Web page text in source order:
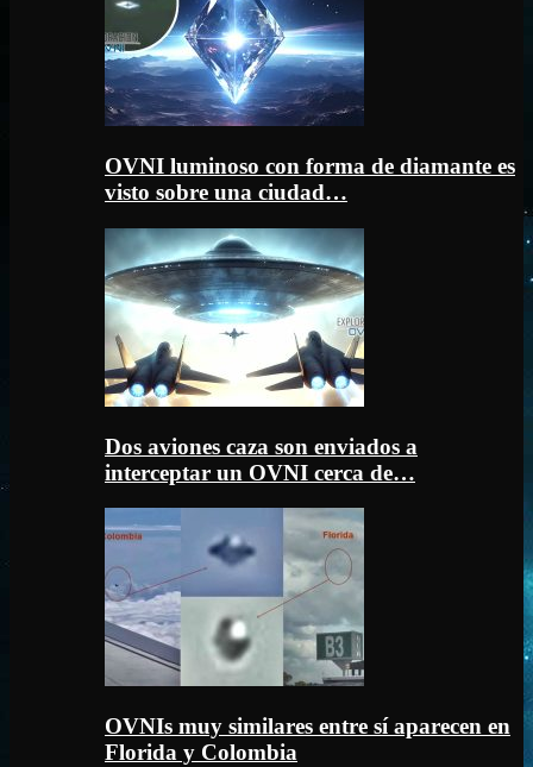
OVNI luminoso con forma de diamante es
visto sobre una ciudad…
Dos aviones caza son enviados a
interceptar un OVNI cerca de…
OVNIs muy similares entre sí aparecen en
Florida y Colombia